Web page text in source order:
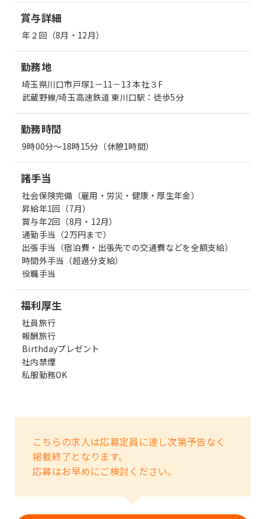
賞与詳細
年２回（8月・12月）
勤務地
埼玉県川口市戸塚1－11－13 本社３F
武蔵野線/埼玉高速鉄道 東川口駅：徒歩5分
勤務時間
9時00分～18時15分（休憩1時間）
諸手当
社会保険完備（雇用・労災・健康・厚生年金）
昇給年1回（7月）
賞与年2回（8月・12月）
通勤手当（2万円まで）
出張手当（宿泊費・出張先での交通費などを全額支給）
時間外手当（超過分支給）
役職手当
福利厚生
社員旅行
報酬旅行
Birthdayプレゼント
社内禁煙
私服勤務OK
こちらの求人は応募定員に達し次第予告なく
掲載終了となります。
応募はお早めにご検討ください。